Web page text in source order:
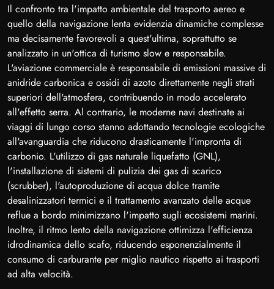
Il confronto tra l'impatto ambientale del trasporto aereo e
quello della navigazione lenta evidenzia dinamiche complesse
ma decisamente favorevoli a quest'ultima, soprattutto se
analizzato in un'ottica di turismo slow e responsabile.
L'aviazione commerciale è responsabile di emissioni massive di
anidride carbonica e ossidi di azoto direttamente negli strati
superiori dell'atmosfera, contribuendo in modo accelerato
all'effetto serra. Al contrario, le moderne navi destinate ai
viaggi di lungo corso stanno adottando tecnologie ecologiche
all'avanguardia che riducono drasticamente l'impronta di
carbonio. L'utilizzo di gas naturale liquefatto (GNL),
l'installazione di sistemi di pulizia dei gas di scarico
(scrubber), l'autoproduzione di acqua dolce tramite
desalinizzatori termici e il trattamento avanzato delle acque
reflue a bordo minimizzano l'impatto sugli ecosistemi marini.
Inoltre, il ritmo lento della navigazione ottimizza l'efficienza
idrodinamica dello scafo, riducendo esponenzialmente il
consumo di carburante per miglio nautico rispetto ai trasporti
ad alta velocità.